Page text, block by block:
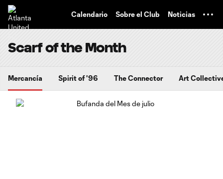
Calendario Sobre el Club Noticias
Scarf of the Month
Mercancía Spirit of '96 The Connector Art